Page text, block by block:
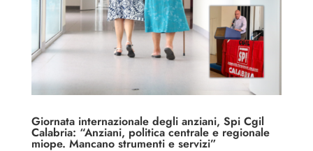
Giornata internazionale degli anziani, Spi Cgil
Calabria: “Anziani, politica centrale e regionale
miope. Mancano strumenti e servizi”